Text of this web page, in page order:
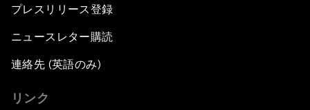
プレスリリース登録
ニュースレター購読
連絡先 (英語のみ)
リンク